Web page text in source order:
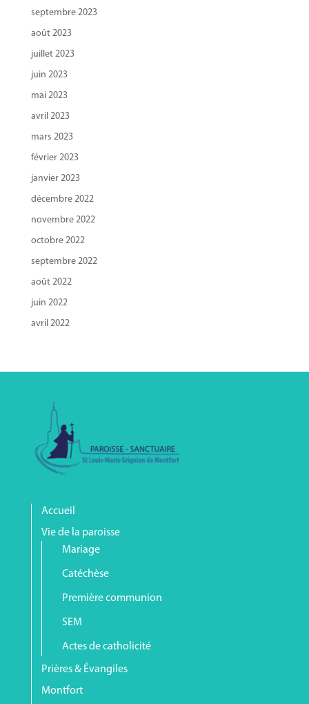
septembre 2023
août 2023
juillet 2023
juin 2023
mai 2023
avril 2023
mars 2023
février 2023
janvier 2023
décembre 2022
novembre 2022
octobre 2022
septembre 2022
août 2022
juin 2022
avril 2022
Accueil
Vie de la paroisse
Mariage
Catéchèse
Première communion
SEM
Actes de catholicité
Prières & Évangiles
Montfort